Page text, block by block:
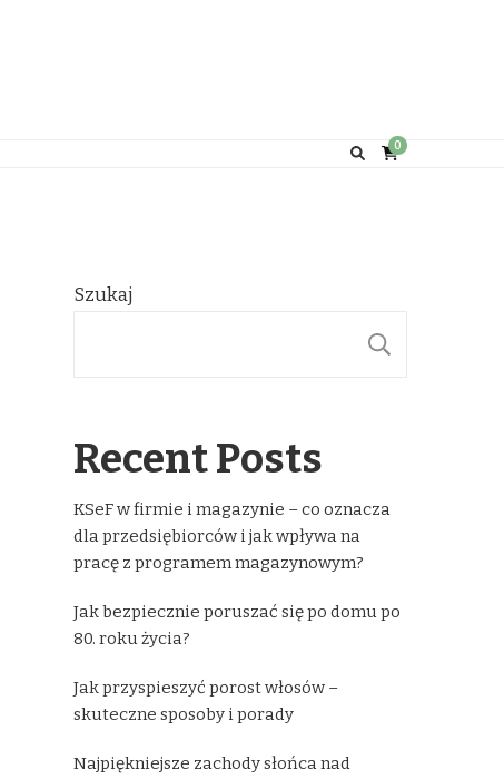
0
Szukaj
Recent Posts
KSeF w firmie i magazynie – co oznacza
dla przedsiębiorców i jak wpływa na
pracę z programem magazynowym?
Jak bezpiecznie poruszać się po domu po
80. roku życia?
Jak przyspieszyć porost włosów –
skuteczne sposoby i porady
Najpiękniejsze zachody słońca nad